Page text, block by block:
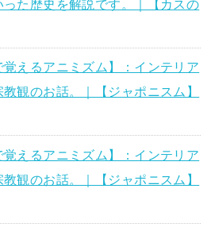
た歴史を解説です。｜【カスの
覚えるアニミズム】：インテリア
観のお話。｜【ジャポニスム】
覚えるアニミズム】：インテリア
観のお話。｜【ジャポニスム】